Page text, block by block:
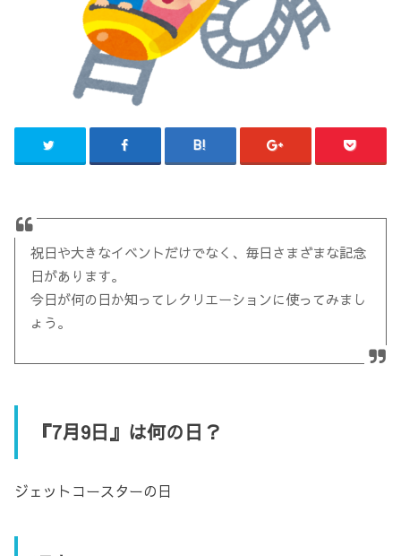
祝日や大きなイベントだけでなく、毎日さまざまな記念
日があります。
今日が何の日か知ってレクリエーションに使ってみまし
ょう。
『7月9日』は何の日？
ジェットコースターの日